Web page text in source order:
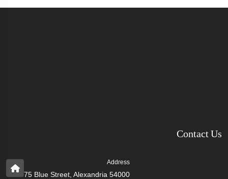
Contact Us
Address
75 Blue Street, Alexandria 54000